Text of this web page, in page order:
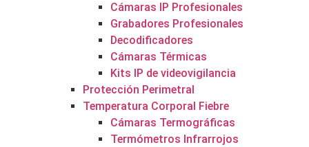
Cámaras IP Profesionales
Grabadores Profesionales
Decodificadores
Cámaras Térmicas
Kits IP de videovigilancia
Protección Perimetral
Temperatura Corporal Fiebre
Cámaras Termográficas
Termómetros Infrarrojos